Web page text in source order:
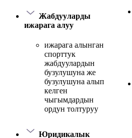
Жабдууларды
ижарага алуу
ижарага алынган
спорттук
жабдуулардын
бузулушуна же
бузулушуна алып
келген
чыгымдардын
ордун толтуруу
Юридикалык